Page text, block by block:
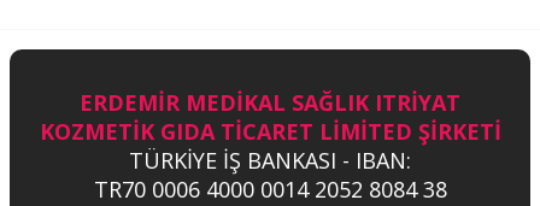
ERDEMİR MEDİKAL SAĞLIK ITRİYAT
KOZMETİK GIDA TİCARET LİMİTED ŞİRKETİ
TÜRKİYE İŞ BANKASI - IBAN:
TR70 0006 4000 0014 2052 8084 38